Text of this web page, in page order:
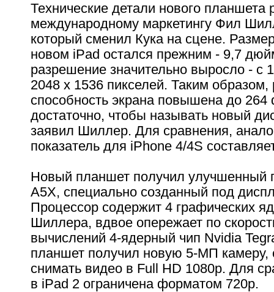
Технические детали нового планшета
международному маркетингу Фил
который сменил Кука на сцене.
новом iPad остался прежним - 9,7
разрешение значительно выросло - с
2048 x 1536 пикселей. Таким
способность экрана повышена до 264
достаточно, чтобы называть новый
заявил Шиллер. Для сравнения,
показатель для iPhone 4/4S
Новый планшет получил улучшенный
A5X, специально созданный под
Процессор содержит 4 графических
Шиллера, вдвое опережает по
вычислений 4-ядерный чип Nvidia
планшет получил новую 5-МП камеру,
снимать видео в Full HD 1080p. Для
в iPad 2 ограничена форматом 720p.